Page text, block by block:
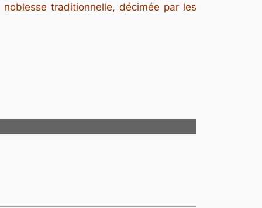
traditionnelle, décimée par les